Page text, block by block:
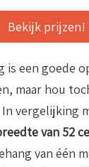
Bekijk prijzen!
is een goede
maar hou
vergelijking
van 52
van één